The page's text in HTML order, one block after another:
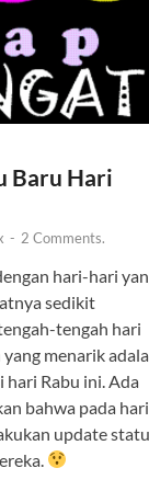
Baru Hari
- 2 Comments.
hari-hari
sedikit
tengah hari
menarik
hari Rabu ini. Ada
bahwa pada hari
update